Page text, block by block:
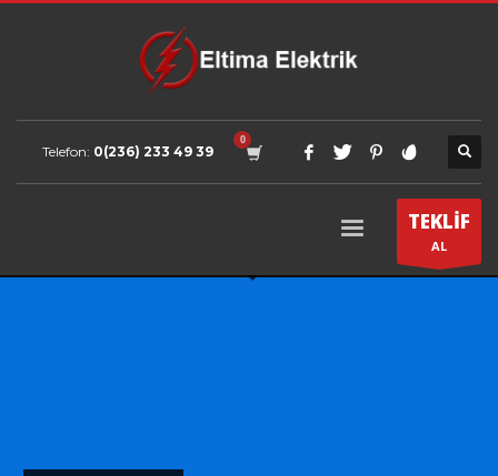
Telefon: 0(236) 233 49 39
TEKLİF
AL